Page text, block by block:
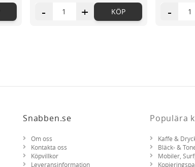
- + KÖP -
Snabben.se
Om oss
Kontakta oss
Köpvillkor
Leveransinformation
Populära
Kaffe &
Bläck- &
Mobiler,